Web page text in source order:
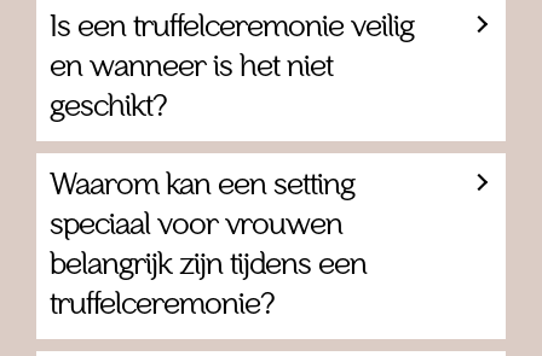
Is een truffelceremonie veilig
en wanneer is het niet
geschikt?
Waarom kan een setting
speciaal voor vrouwen
belangrijk zijn tijdens een
truffelceremonie?